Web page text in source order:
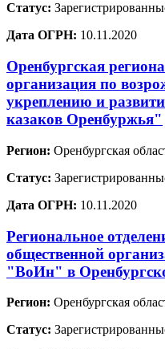
Статус:
Дата ОГРН: 10.11.2020
Оренбургская
организация по
укреплению и
казаков Оренбуржья"
Регион: Оренбургская
Статус:
Дата ОГРН: 10.11.2020
Региональное
общественной
"ВоИн" в
Регион: Оренбургская
Статус: